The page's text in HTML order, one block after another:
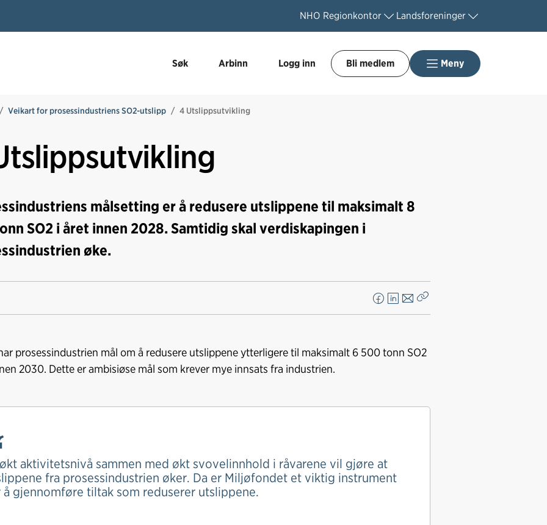
NHO Regionkontor Landsforeninger
Søk Arbinn Logg inn Bli medlem Meny
Veikart for prosessindustriens SO2-utslipp 4 Utslippsutvikling
målsetting er å redusere utslippene til maksimalt 8
SO2 i året innen 2028. Samtidig skal verdiskapingen i
øke.
F
e
k
L
k
n
E
o
prosessindustrien mål om å redusere utslippene ytterligere til maksimalt 6 500 tonn SO2
2030. Dette er ambisiøse mål som krever mye innsats fra industrien.
aktivitetsnivå sammen med økt svovelinnhold i råvarene vil gjøre at
fra prosessindustrien øker. Da er Miljøfondet et viktig instrument
gjennomføre tiltak som reduserer utslippene.